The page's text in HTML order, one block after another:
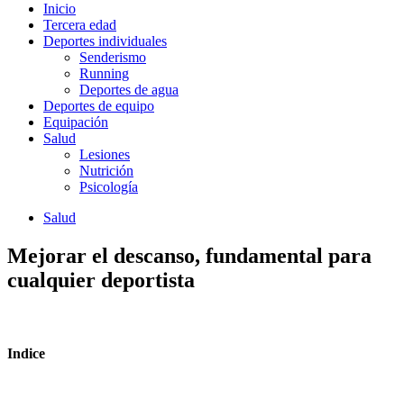
Inicio
Tercera edad
Deportes individuales
Senderismo
Running
Deportes de agua
Deportes de equipo
Equipación
Salud
Lesiones
Nutrición
Psicología
Salud
Mejorar el descanso, fundamental para
cualquier deportista
Indice